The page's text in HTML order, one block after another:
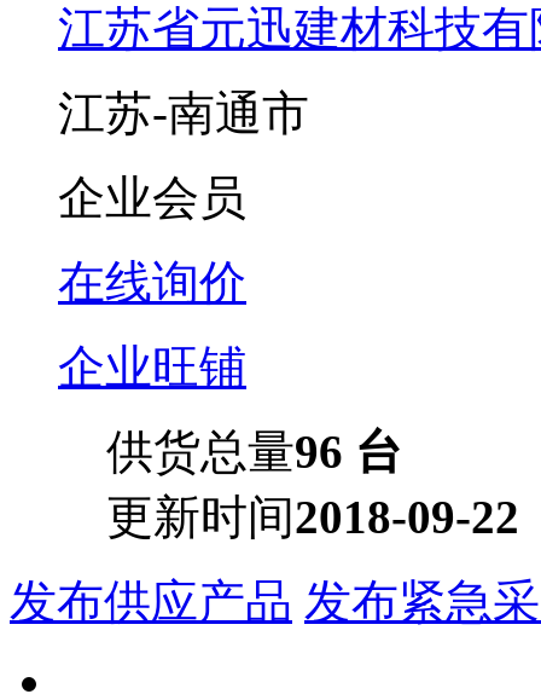
江苏省元迅建材科技
江苏-南通市
企业会员
在线询价
企业旺铺
供货总量96 台
更新时间2018-09-22
发布供应产品 发布紧急